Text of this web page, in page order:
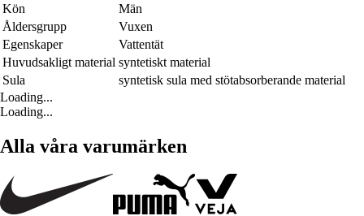
Kön
Män
Åldersgrupp
Vuxen
Egenskaper
Vattentät
Huvudsakligt material syntetiskt material
Sula
syntetisk sula med stötabsorberande material
Loading...
Loading...
Alla våra varumärken